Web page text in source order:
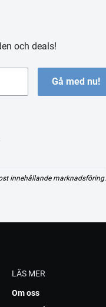
och deals!
Gå med nu!
innehållande marknadsföring.
LÄS MER
Om oss